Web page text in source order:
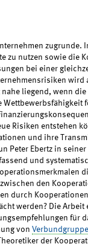
zugrunde.
zu nutzen sowie
bei einer
liegend, wenn
Risiken entstehen
und ihre
Peter Ebertz in
und
den
durch
werden? Die
für
von
der